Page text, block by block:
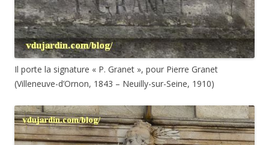
Il porte la signature « P. Granet », pour Pierre Granet
(Villeneuve-d’Ornon, 1843 – Neuilly-sur-Seine, 1910)